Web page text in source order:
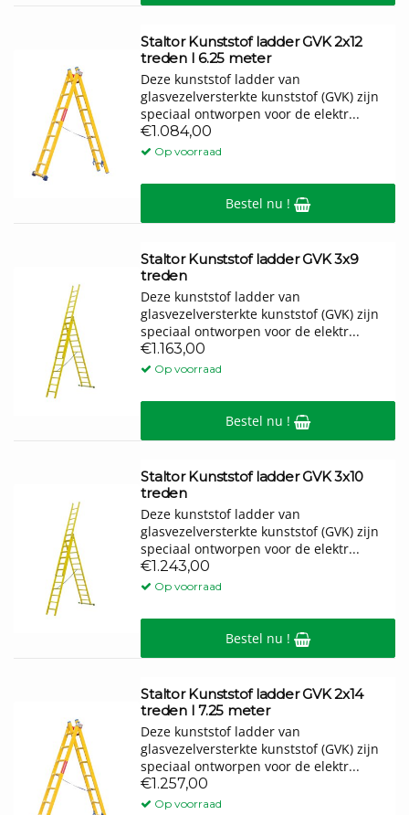
Staltor Kunststof ladder GVK 2x12
treden I 6.25 meter
Deze kunststof ladder van
glasvezelversterkte kunststof (GVK) zijn
speciaal ontworpen voor de elektr...
€1.084,00
Op voorraad
Bestel nu !
Staltor Kunststof ladder GVK 3x9
treden
Deze kunststof ladder van
glasvezelversterkte kunststof (GVK) zijn
speciaal ontworpen voor de elektr...
€1.163,00
Op voorraad
Bestel nu !
Staltor Kunststof ladder GVK 3x10
treden
Deze kunststof ladder van
glasvezelversterkte kunststof (GVK) zijn
speciaal ontworpen voor de elektr...
€1.243,00
Op voorraad
Bestel nu !
Staltor Kunststof ladder GVK 2x14
treden I 7.25 meter
Deze kunststof ladder van
glasvezelversterkte kunststof (GVK) zijn
speciaal ontworpen voor de elektr...
€1.257,00
Op voorraad